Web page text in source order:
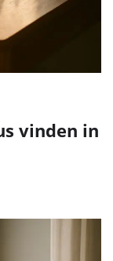
vinden in